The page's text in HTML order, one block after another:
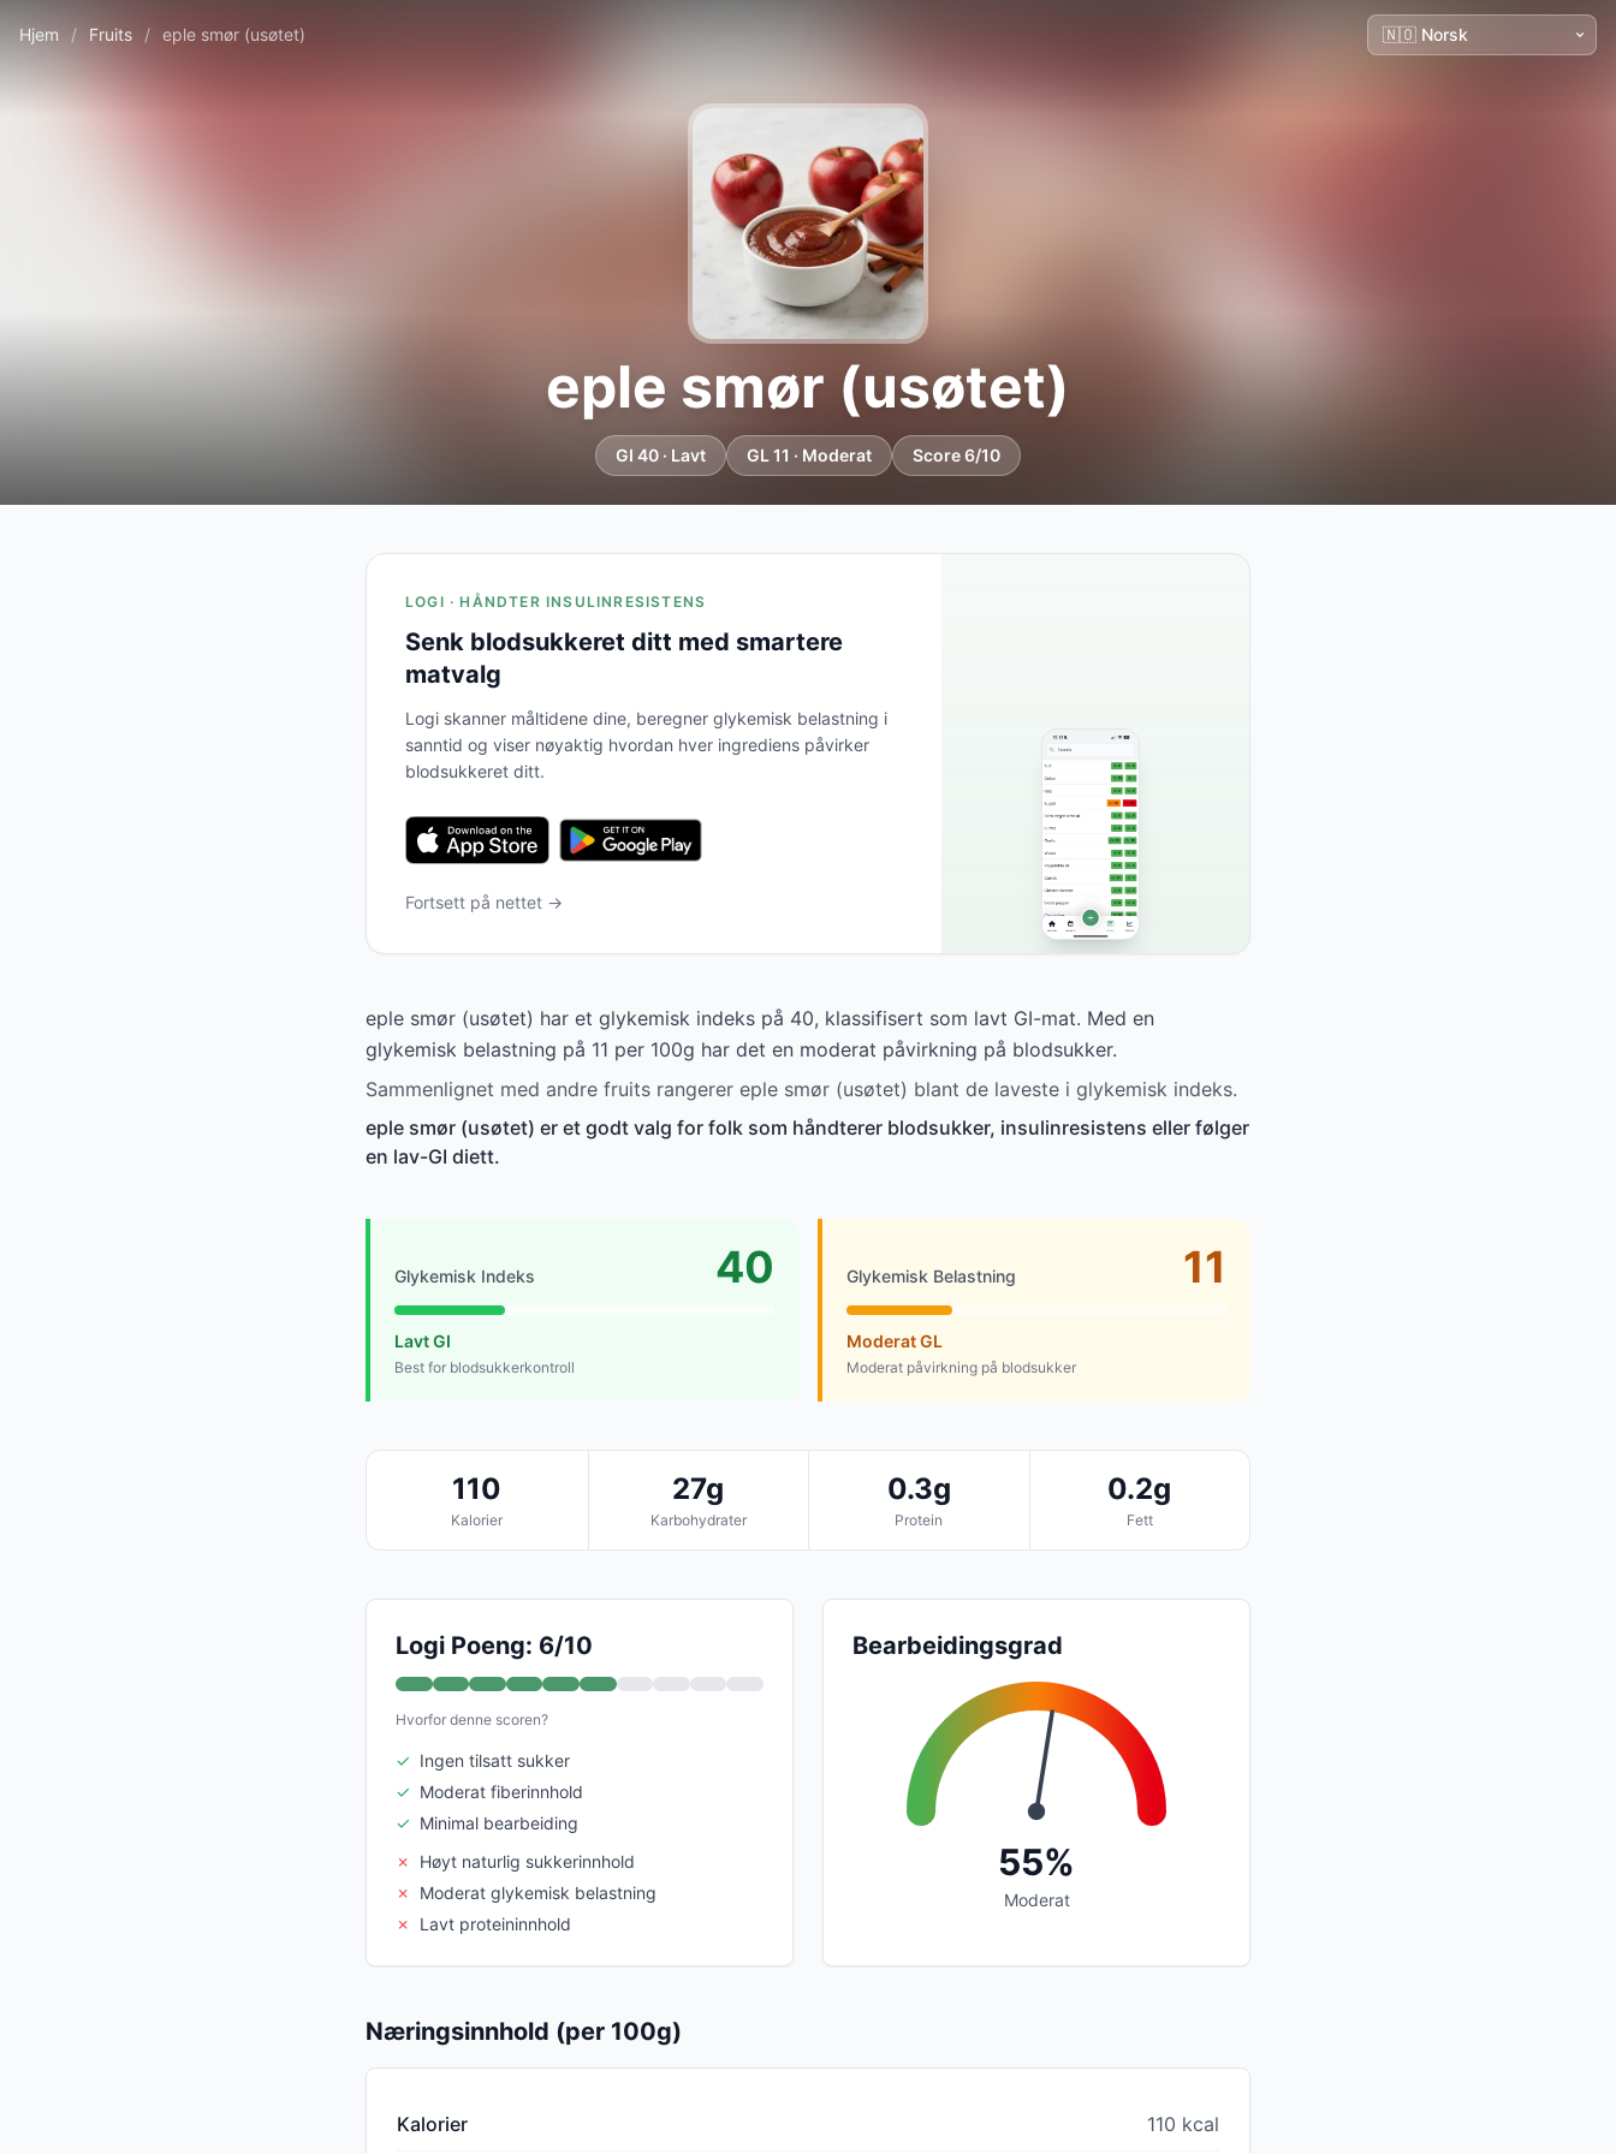
Hjem / Fruits / eple smør (usøtet)
eple smør (usøtet)
GI 40 · Lavt GL 11 · Moderat Score 6/10
LOGI · HÅNDTER INSULINRESISTENS
Senk blodsukkeret ditt med smartere
matvalg
Logi skanner måltidene dine, beregner glykemisk belastning i
sanntid og viser nøyaktig hvordan hver ingrediens påvirker
blodsukkeret ditt.
Fortsett på nettet →
eple smør (usøtet) har et glykemisk indeks på 40, klassifisert som lavt GI-mat. Med en
glykemisk belastning på 11 per 100g har det en moderat påvirkning på blodsukker.
Sammenlignet med andre fruits rangerer eple smør (usøtet) blant de laveste i glykemisk indeks.
eple smør (usøtet) er et godt valg for folk som håndterer blodsukker, insulinresistens eller følger
en lav-GI diett.
Glykemisk Indeks 40
Lavt GI
Best for blodsukkerkontroll
Glykemisk Belastning 11
Moderat GL
Moderat påvirkning på blodsukker
110
Kalorier
27g
Karbohydrater
0.3g
Protein
0.2g
Fett
Logi Poeng: 6/10
Hvorfor denne scoren?
✓ Ingen tilsatt sukker
✓ Moderat fiberinnhold
✓ Minimal bearbeiding
✗
Høyt naturlig sukkerinnhold
✗
Moderat glykemisk belastning
✗
Lavt proteininnhold
Bearbeidingsgrad
55%
Moderat
Næringsinnhold (per 100g)
Kalorier 110 kcal